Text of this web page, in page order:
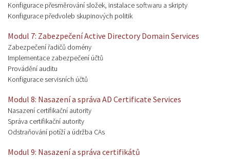
Konfigurace přesměrování složek, instalace softwaru a skripty
Konfigurace předvoleb skupinových politik
Modul 7: Zabezpečení Active Directory Domain Services
Zabezpečení řadičů domény
Implementace zabezpečení účtů
Provádění auditu
Konfigurace servisních účtů
Modul 8: Nasazení a správa AD Certificate Services
Nasazení certifikační autority
Správa certifikační autority
Odstraňování potíží a údržba CAs
Modul 9: Nasazení a správa certifikátů